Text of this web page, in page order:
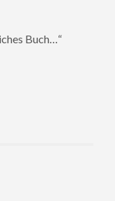
Buch…“